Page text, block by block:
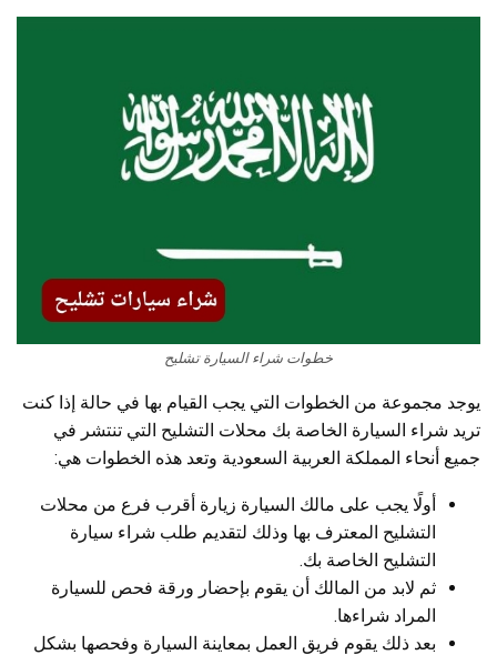
خطوات شراء السيارة تشليح
يوجد مجموعة من الخطوات التي يجب القيام بها في حالة إذا كنت
تريد شراء السيارة الخاصة بك محلات التشليح التي تنتشر في
جميع أنحاء المملكة العربية السعودية وتعد هذه الخطوات هي:
أولًا يجب على مالك السيارة زيارة أقرب فرع من محلات
التشليح المعترف بها وذلك لتقديم طلب شراء سيارة
التشليح الخاصة بك.
ثم لابد من المالك أن يقوم بإحضار ورقة فحص للسيارة
المراد شراءها.
بعد ذلك يقوم فريق العمل بمعاينة السيارة وفحصها بشكل